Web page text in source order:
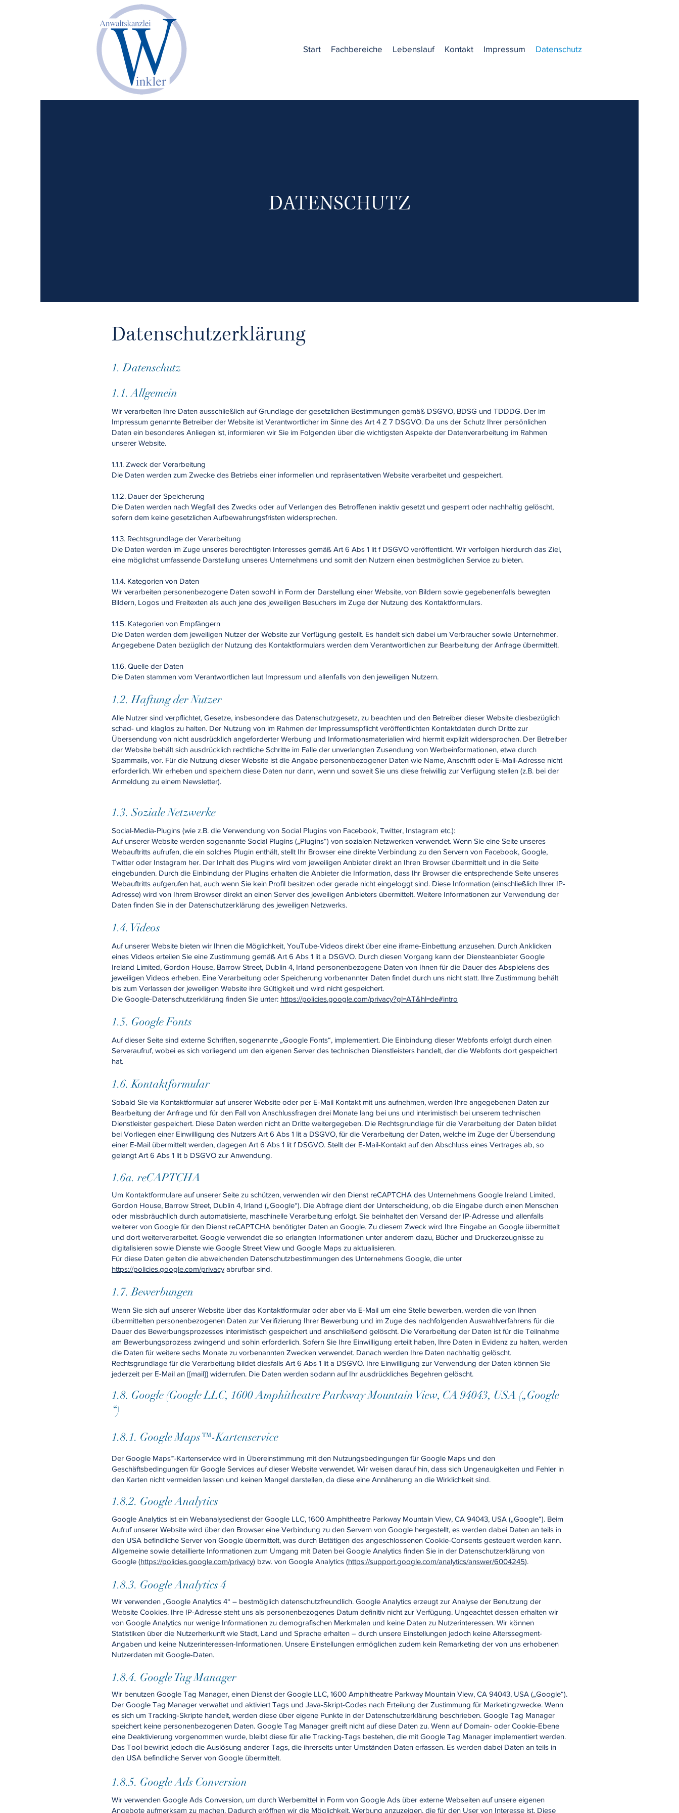
Start Fachbereiche Lebenslauf Kontakt Impressum Datenschutz
DATENSCHUTZ
Datenschutzerklärung
1. Datenschutz
1.1. Allgemein
Wir verarbeiten Ihre Daten ausschließlich auf Grundlage der gesetzlichen Bestimmungen gemäß DSGVO, BDSG und TDDDG. Der im
Impressum genannte Betreiber der Website ist Verantwortlicher im Sinne des Art 4 Z 7 DSGVO. Da uns der Schutz Ihrer persönlichen
Daten ein besonderes Anliegen ist, informieren wir Sie im Folgenden über die wichtigsten Aspekte der Datenverarbeitung im Rahmen
unserer Website.
1.1.1. Zweck der Verarbeitung
Die Daten werden zum Zwecke des Betriebs einer informellen und repräsentativen Website verarbeitet und gespeichert.
1.1.2. Dauer der Speicherung
Die Daten werden nach Wegfall des Zwecks oder auf Verlangen des Betroffenen inaktiv gesetzt und gesperrt oder nachhaltig gelöscht,
sofern dem keine gesetzlichen Aufbewahrungsfristen widersprechen.
1.1.3. Rechtsgrundlage der Verarbeitung
Die Daten werden im Zuge unseres berechtigten Interesses gemäß Art 6 Abs 1 lit f DSGVO veröffentlicht. Wir verfolgen hierdurch das Ziel,
eine möglichst umfassende Darstellung unseres Unternehmens und somit den Nutzern einen bestmöglichen Service zu bieten.
1.1.4. Kategorien von Daten
Wir verarbeiten personenbezogene Daten sowohl in Form der Darstellung einer Website, von Bildern sowie gegebenenfalls bewegten
Bildern, Logos und Freitexten als auch jene des jeweiligen Besuchers im Zuge der Nutzung des Kontaktformulars.
1.1.5. Kategorien von Empfängern
Die Daten werden dem jeweiligen Nutzer der Website zur Verfügung gestellt. Es handelt sich dabei um Verbraucher sowie Unternehmer.
Angegebene Daten bezüglich der Nutzung des Kontaktformulars werden dem Verantwortlichen zur Bearbeitung der Anfrage übermittelt.
1.1.6. Quelle der Daten
Die Daten stammen vom Verantwortlichen laut Impressum und allenfalls von den jeweiligen Nutzern.
1.2. Haftung der Nutzer
Alle Nutzer sind verpflichtet, Gesetze, insbesondere das Datenschutzgesetz, zu beachten und den Betreiber dieser Website diesbezüglich
schad- und klaglos zu halten. Der Nutzung von im Rahmen der Impressumspflicht veröffentlichten Kontaktdaten durch Dritte zur
Übersendung von nicht ausdrücklich angeforderter Werbung und Informationsmaterialien wird hiermit explizit widersprochen. Der Betreiber
der Website behält sich ausdrücklich rechtliche Schritte im Falle der unverlangten Zusendung von Werbeinformationen, etwa durch
Spammails, vor. Für die Nutzung dieser Website ist die Angabe personenbezogener Daten wie Name, Anschrift oder E-Mail-Adresse nicht
erforderlich. Wir erheben und speichern diese Daten nur dann, wenn und soweit Sie uns diese freiwillig zur Verfügung stellen (z.B. bei der
Anmeldung zu einem Newsletter).
1.3. Soziale Netzwerke
Social-Media-Plugins (wie z.B. die Verwendung von Social Plugins von Facebook, Twitter, Instagram etc.):
Auf unserer Website werden sogenannte Social Plugins („Plugins“) von sozialen Netzwerken verwendet. Wenn Sie eine Seite unseres
Webauftritts aufrufen, die ein solches Plugin enthält, stellt Ihr Browser eine direkte Verbindung zu den Servern von Facebook, Google,
Twitter oder Instagram her. Der Inhalt des Plugins wird vom jeweiligen Anbieter direkt an Ihren Browser übermittelt und in die Seite
eingebunden. Durch die Einbindung der Plugins erhalten die Anbieter die Information, dass Ihr Browser die entsprechende Seite unseres
Webauftritts aufgerufen hat, auch wenn Sie kein Profil besitzen oder gerade nicht eingeloggt sind. Diese Information (einschließlich Ihrer IP-
Adresse) wird von Ihrem Browser direkt an einen Server des jeweiligen Anbieters übermittelt. Weitere Informationen zur Verwendung der
Daten finden Sie in der Datenschutzerklärung des jeweiligen Netzwerks.
1.4. Videos
Auf unserer Website bieten wir Ihnen die Möglichkeit, YouTube-Videos direkt über eine iframe-Einbettung anzusehen. Durch Anklicken
eines Videos erteilen Sie eine Zustimmung gemäß Art 6 Abs 1 lit a DSGVO. Durch diesen Vorgang kann der Diensteanbieter Google
Ireland Limited, Gordon House, Barrow Street, Dublin 4, Irland personenbezogene Daten von Ihnen für die Dauer des Abspielens des
jeweiligen Videos erheben. Eine Verarbeitung oder Speicherung vorbenannter Daten findet durch uns nicht statt. Ihre Zustimmung behält
bis zum Verlassen der jeweiligen Website ihre Gültigkeit und wird nicht gespeichert.
Die Google-Datenschutzerklärung finden Sie unter: https://policies.google.com/privacy?gl=AT&hl=de#intro
1.5. Google Fonts
Auf dieser Seite sind externe Schriften, sogenannte „Google Fonts“, implementiert. Die Einbindung dieser Webfonts erfolgt durch einen
Serveraufruf, wobei es sich vorliegend um den eigenen Server des technischen Dienstleisters handelt, der die Webfonts dort gespeichert
hat.
1.6. Kontaktformular
Sobald Sie via Kontaktformular auf unserer Website oder per E-Mail Kontakt mit uns aufnehmen, werden Ihre angegebenen Daten zur
Bearbeitung der Anfrage und für den Fall von Anschlussfragen drei Monate lang bei uns und interimistisch bei unserem technischen
Dienstleister gespeichert. Diese Daten werden nicht an Dritte weitergegeben. Die Rechtsgrundlage für die Verarbeitung der Daten bildet
bei Vorliegen einer Einwilligung des Nutzers Art 6 Abs 1 lit a DSGVO, für die Verarbeitung der Daten, welche im Zuge der Übersendung
einer E-Mail übermittelt werden, dagegen Art 6 Abs 1 lit f DSGVO. Stellt der E-Mail-Kontakt auf den Abschluss eines Vertrages ab, so
gelangt Art 6 Abs 1 lit b DSGVO zur Anwendung.
1.7. Bewerbungen
Wenn Sie sich auf unserer Website über das Kontaktformular oder aber via E-Mail um eine Stelle bewerben, werden die von Ihnen
übermittelten personenbezogenen Daten zur Verifizierung Ihrer Bewerbung und im Zuge des nachfolgenden Auswahlverfahrens für die
Dauer des Bewerbungsprozesses interimistisch gespeichert und anschließend gelöscht. Die Verarbeitung der Daten ist für die Teilnahme
am Bewerbungsprozess zwingend und sohin erforderlich. Sofern Sie Ihre Einwilligung erteilt haben, Ihre Daten in Evidenz zu halten, werden
die Daten für weitere sechs Monate zu vorbenannten Zwecken verwendet. Danach werden Ihre Daten nachhaltig gelöscht.
Rechtsgrundlage für die Verarbeitung bildet diesfalls Art 6 Abs 1 lit a DSGVO. Ihre Einwilligung zur Verwendung der Daten können Sie
jederzeit per E-Mail an {{mail}} widerrufen. Die Daten werden sodann auf Ihr ausdrückliches Begehren gelöscht.
1.8. Google (Google LLC, 1600 Amphitheatre Parkway Mountain View, CA 94043, USA („Google
“)
Der Google Maps™-Kartenservice wird in Übereinstimmung mit den Nutzungsbedingungen für Google Maps und den
Geschäftsbedingungen für Google Services auf dieser Website verwendet. Wir weisen darauf hin, dass sich Ungenauigkeiten und Fehler in
den Karten nicht vermeiden lassen und keinen Mangel darstellen, da diese eine Annäherung an die Wirklichkeit sind.
1.6a. reCAPTCHA
Um Kontaktformulare auf unserer Seite zu schützen, verwenden wir den Dienst reCAPTCHA des Unternehmens Google Ireland Limited,
Gordon House, Barrow Street, Dublin 4, Irland („Google“). Die Abfrage dient der Unterscheidung, ob die Eingabe durch einen Menschen
oder missbräuchlich durch automatisierte, maschinelle Verarbeitung erfolgt. Sie beinhaltet den Versand der IP-Adresse und allenfalls
weiterer von Google für den Dienst reCAPTCHA benötigter Daten an Google. Zu diesem Zweck wird Ihre Eingabe an Google übermittelt
und dort weiterverarbeitet. Google verwendet die so erlangten Informationen unter anderem dazu, Bücher und Druckerzeugnisse zu
digitalisieren sowie Dienste wie Google Street View und Google Maps zu aktualisieren.
Für diese Daten gelten die abweichenden Datenschutzbestimmungen des Unternehmens Google, die unter
https://policies.google.com/privacy abrufbar sind.
1.8.1. Google Maps™-Kartenservice
1.8.2. Google Analytics
Google Analytics ist ein Webanalysedienst der Google LLC, 1600 Amphitheatre Parkway Mountain View, CA 94043, USA („Google“). Beim
Aufruf unserer Website wird über den Browser eine Verbindung zu den Servern von Google hergestellt, es werden dabei Daten an teils in
den USA befindliche Server von Google übermittelt, was durch Betätigen des angeschlossenen Cookie-Consents gesteuert werden kann.
Allgemeine sowie detaillierte Informationen zum Umgang mit Daten bei Google Analytics finden Sie in der Datenschutzerklärung von
Google (https://policies.google.com/privacy) bzw. von Google Analytics (https://support.google.com/analytics/answer/6004245).
1.8.3. Google Analytics 4
Wir verwenden „Google Analytics 4“ – bestmöglich datenschutzfreundlich. Google Analytics erzeugt zur Analyse der Benutzung der
Website Cookies. Ihre IP-Adresse steht uns als personenbezogenes Datum definitiv nicht zur Verfügung. Ungeachtet dessen erhalten wir
von Google Analytics nur wenige Informationen zu demografischen Merkmalen und keine Daten zu Nutzerinteressen. Wir können
Statistiken über die Nutzerherkunft wie Stadt, Land und Sprache erhalten – durch unsere Einstellungen jedoch keine Alterssegment-
Angaben und keine Nutzerinteressen-Informationen. Unsere Einstellungen ermöglichen zudem kein Remarketing der von uns erhobenen
Nutzerdaten mit Google-Daten.
1.8.4. Google Tag Manager
Wir benutzen Google Tag Manager, einen Dienst der Google LLC, 1600 Amphitheatre Parkway Mountain View, CA 94043, USA („Google“).
Der Google Tag Manager verwaltet und aktiviert Tags und Java-Skript-Codes nach Erteilung der Zustimmung für Marketingzwecke. Wenn
es sich um Tracking-Skripte handelt, werden diese über eigene Punkte in der Datenschutzerklärung beschrieben. Google Tag Manager
speichert keine personenbezogenen Daten. Google Tag Manager greift nicht auf diese Daten zu. Wenn auf Domain- oder Cookie-Ebene
eine Deaktivierung vorgenommen wurde, bleibt diese für alle Tracking-Tags bestehen, die mit Google Tag Manager implementiert werden.
Das Tool bewirkt jedoch die Auslösung anderer Tags, die ihrerseits unter Umständen Daten erfassen. Es werden dabei Daten an teils in
den USA befindliche Server von Google übermittelt.
1.8.5. Google Ads Conversion
Wir verwenden Google Ads Conversion, um durch Werbemittel in Form von Google Ads über externe Webseiten auf unsere eigenen
Angebote aufmerksam zu machen. Dadurch eröffnen wir die Möglichkeit, Werbung anzuzeigen, die für den User von Interesse ist. Diese